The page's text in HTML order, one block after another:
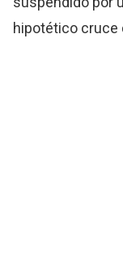
hipotético cruce